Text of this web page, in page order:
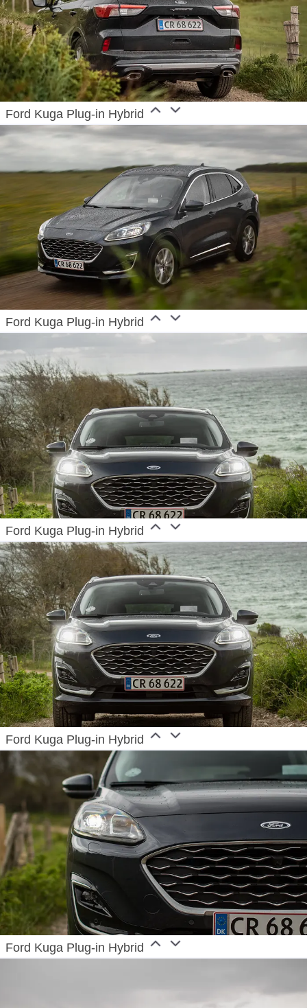
Ford Kuga Plug-in Hybrid
Ford Kuga Plug-in Hybrid
Ford Kuga Plug-in Hybrid
Ford Kuga Plug-in Hybrid
Ford Kuga Plug-in Hybrid